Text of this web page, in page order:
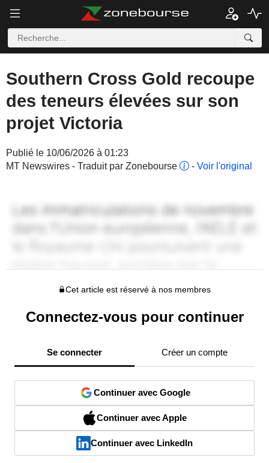
Southern Cross Gold recoupe
des teneurs élevées sur son
projet Victoria
Publié le 10/06/2026 à 01:23
MT Newswires - Traduit par Zonebourse
- Voir l'original
Cet article est réservé à nos membres
Connectez-vous pour continuer
Se connecter Créer un compte
Continuer avec Google
Continuer avec Apple
Continuer avec LinkedIn